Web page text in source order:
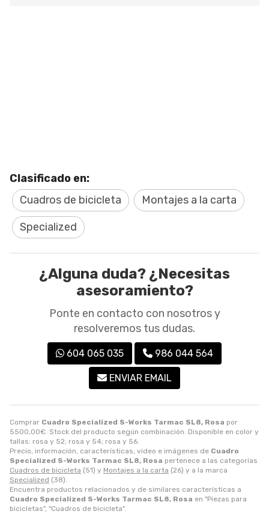
Comprar Cuadro Specialized S-Works Tarmac SL8, Rosa por
5500,00€. Stock del producto según combinación. Disponible en color y
tallas: rosa y 52; rosa y 54; rosa y 56.
Precio, información, características, video e imágenes de Cuadro
Specialized S-Works Tarmac SL8, Rosa pertenece a las categorías
Cuadros de bicicleta (51) y Montajes a la carta (26) y a la marca
Specialized (38).
Encuentra productos relacionados y de similares características a
Cuadro Specialized S-Works Tarmac SL8, Rosa en "Piezas para
bicicletas", "Cuadros de bicicleta".
Clasificado en:
Cuadros de bicicleta
Montajes a la carta
Specialized
¿Alguna duda? ¿Necesitas
asesoramiento?
Ponte en contacto con nosotros y
resolveremos tus dudas.
604 065 035 986 044 564
ENVIAR EMAIL